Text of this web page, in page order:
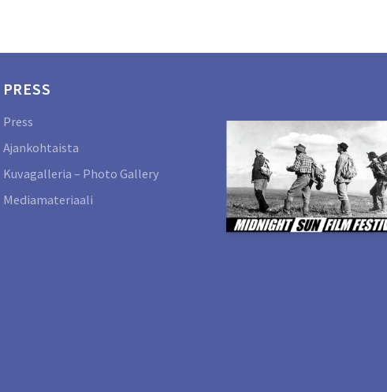
PRESS
Press
Ajankohtaista
Kuvagalleria – Photo Gallery
Mediamateriaali